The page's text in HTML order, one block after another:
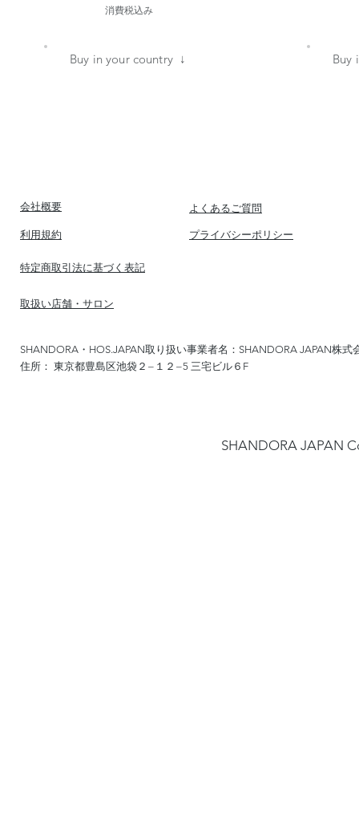
消費税込み
​Buy in your country ↓ ​Buy
​会社概要
​利用規約
​よくあるご質問
​プライバシーポリシー
​特定商取引法に基づく表記
​取扱い店舗・サロン
SHANDORA・HOS.JAPAN取り扱い事業者名：SHANDORA JAPAN株式
住所： 東京都豊島区池袋２−１２−5 三宅ビル６F
​SHANDORA JAPAN